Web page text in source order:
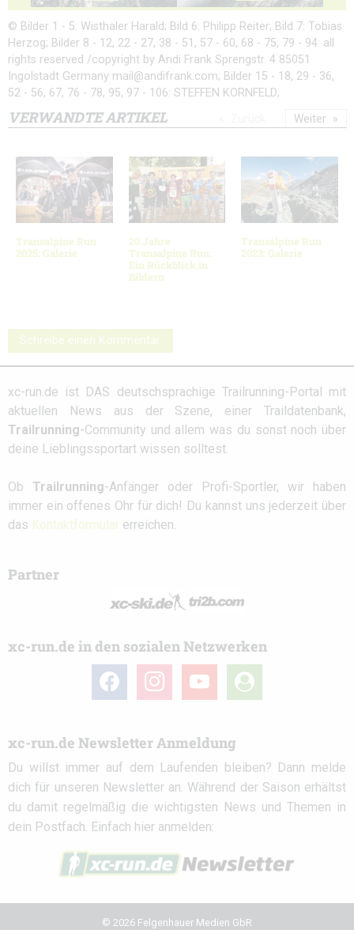
© Bilder 1 - 5: Wisthaler Harald; Bild 6: Philipp Reiter; Bild 7: Tobias
Herzog; Bilder 8 - 12, 22 - 27, 38 - 51, 57 - 60, 68 - 75, 79 - 94: all
rights reserved /copyright by Andi Frank Sprengstr. 4 85051
Ingolstadt Germany mail@andifrank.com; Bilder 15 - 18, 29 - 36,
52 - 56, 67, 76 - 78, 95, 97 - 106: STEFFEN KORNFELD;
VERWANDTE ARTIKEL
Transalpine Run
2025: Galerie
20 Jahre
Transalpine Run:
Ein Rückblick in
Bildern
Transalpine Run
2023: Galerie
Weiter
Schreibe einen Kommentar
xc-run.de ist DAS deutschsprachige Trailrunning-Portal mit
aktuellen News aus der Szene, einer Traildatenbank,
Trailrunning-Community und allem was du sonst noch über
deine Lieblingssportart wissen solltest.
Ob Trailrunning-Anfänger oder Profi-Sportler, wir haben
immer ein offenes Ohr für dich! Du kannst uns jederzeit über
das Kontaktformular erreichen.
Partner
xc-run.de in den sozialen Netzwerken
facebook instagramyoutube
user-
circle
xc-run.de Newsletter Anmeldung
Du willst immer auf dem Laufenden bleiben? Dann melde
dich für unseren Newsletter an. Während der Saison erhältst
du damit regelmäßig die wichtigsten News und Themen in
dein Postfach. Einfach hier anmelden:
© 2026 Felgenhauer Medien GbR